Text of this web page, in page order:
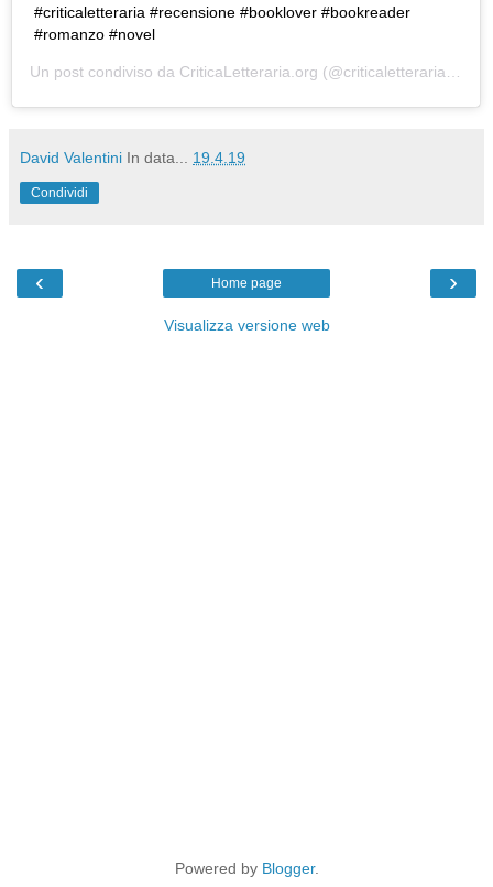
#criticaletteraria #recensione #booklover #bookreader
#romanzo #novel
Un post condiviso da CriticaLetteraria.org (@criticaletteraria) in data:
David Valentini In data... 19.4.19
Condividi
‹ ›
Home page
Visualizza versione web
Powered by Blogger.